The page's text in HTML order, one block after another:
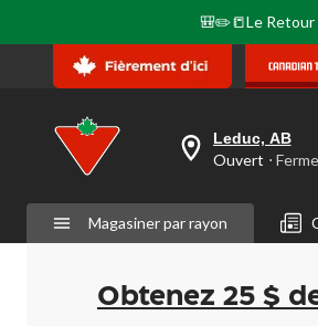
🎒✏️📒Le Retour
votre
est
Leduc,
AB,
Fermeture
à
Leduc, AB
Ouvert
Magasiner par rayon
Obtenez 25 $